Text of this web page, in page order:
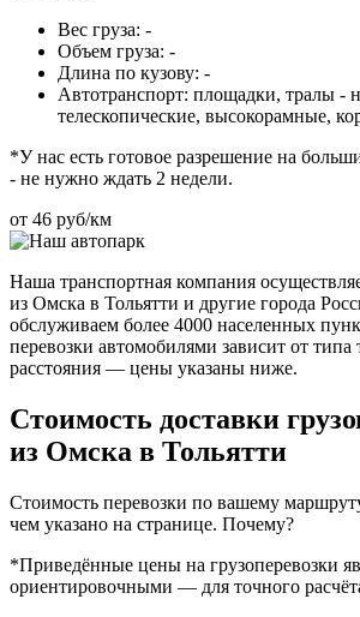
Вес груза: -
Объем груза: -
Длина по кузову: -
Автотранспорт: площадки, тралы -
телескопические, высокорамные,
*У нас есть готовое разрешение на
- не нужно ждать 2 недели.
от 46 руб/км
Наша транспортная компания
из Омска в Тольятти и другие города
обслуживаем более 4000 населенных
перевозки автомобилями зависит от типа
расстояния — цены указаны ниже.
Стоимость доставки
из Омска в Тольятти
Стоимость перевозки по вашему
чем указано на странице. Почему?
*Приведённые цены на грузоперевозки
ориентировочными — для точного расчёта